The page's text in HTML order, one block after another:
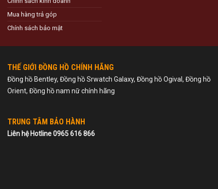
Mua hàng trả góp
Chính sách bảo mật
THẾ GIỚI ĐỒNG HỒ CHÍNH HÃNG
Đồng hồ Bentley, Đồng hồ Srwatch Galaxy, Đồng hồ Ogival, Đồng hồ
Orient, Đồng hồ nam nữ chính hãng
TRUNG TÂM BẢO HÀNH
Liên hệ Hotline 0965 616 866